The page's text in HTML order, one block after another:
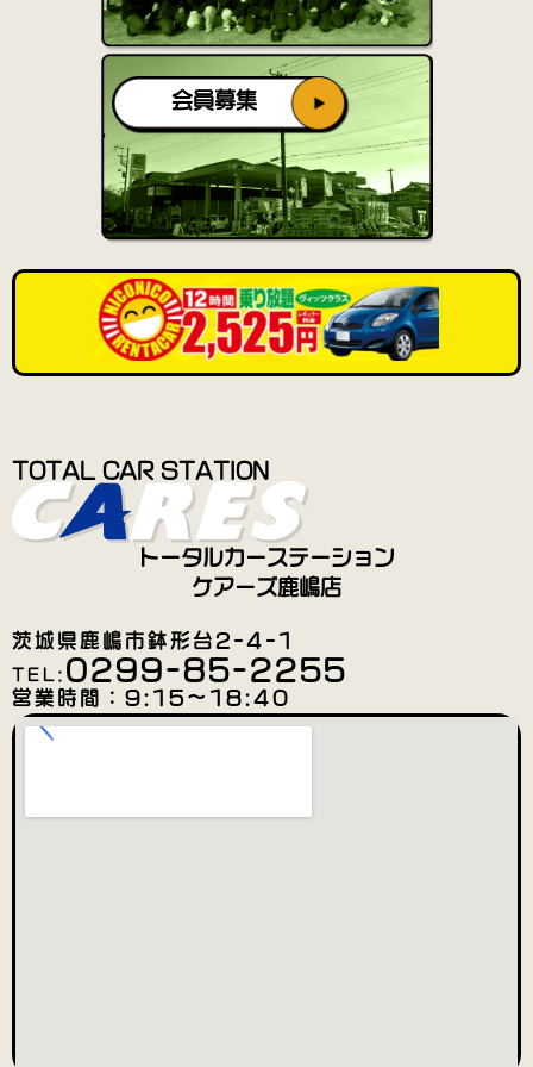
会員募集
TOTAL CAR STATION
トータルカーステーション
ケアーズ鹿嶋店
茨城県鹿嶋市鉢形台2-4-1
TEL: 0299-85-2255
営業時間：9:15〜18:40